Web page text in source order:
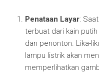
Penataan Layar:
terbuat dari kain
dan penonton. Lika-
lampu listrik akan
memperlihatkan